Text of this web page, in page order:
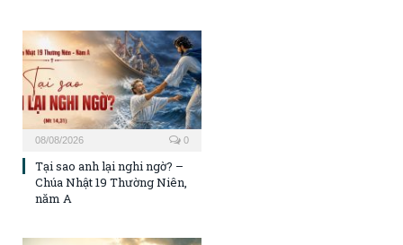
08/08/2026 0
Tại sao anh lại nghi ngờ? –
Chúa Nhật 19 Thường Niên,
năm A